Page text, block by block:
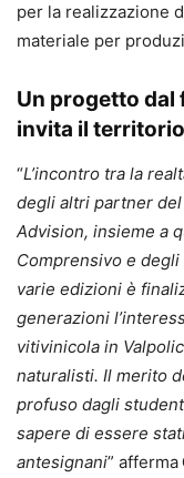
per la realizzazione
materiale per
Un progetto
invita il
“L’incontro tra la
degli altri partner
Advision, insieme a
Comprensivo e
varie edizioni è
generazioni
vitivinicola in
naturalisti. Il merito
profuso dagli
sapere di essere
antesignani” afferma